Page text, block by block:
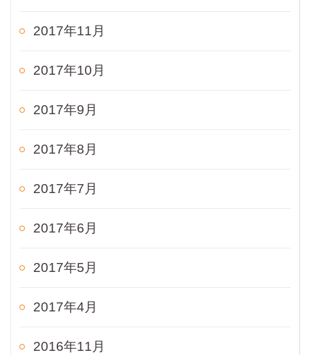
2017年11月
2017年10月
2017年9月
2017年8月
2017年7月
2017年6月
2017年5月
2017年4月
2016年11月